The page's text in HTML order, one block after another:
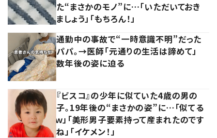
た“まさかのモノ”に…「いただいておき
ましょう」「もちろん！」
通勤中の事故で“一時意識不明”だった
パパ。→医師「元通りの生活は諦めて」
数年後の姿に迫る
『ビスコ』の少年に似ていた4歳の男の
子。19年後の“まさかの姿”に…「似てる
ｗ」「美形男子要素持って産まれたのです
ね」「イケメン！」